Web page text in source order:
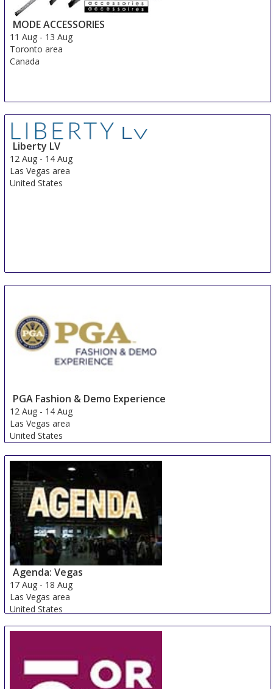
MODE ACCESSORIES
11 Aug - 13 Aug
Toronto area
Canada
Liberty LV
12 Aug - 14 Aug
Las Vegas area
United States
PGA Fashion & Demo Experience
12 Aug - 14 Aug
Las Vegas area
United States
Agenda: Vegas
17 Aug - 18 Aug
Las Vegas area
United States